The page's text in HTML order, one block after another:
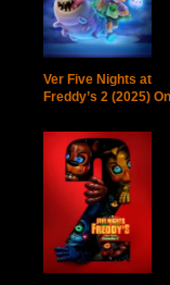
Ver Five Nights at
Freddy’s 2 (2025)